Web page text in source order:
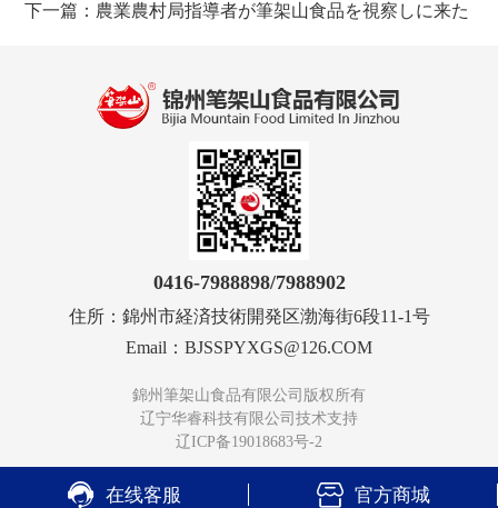
下一篇：農業農村局指導者が筆架山食品を視察しに来た
0416-7988898/7988902
住所： 錦州市経済技術開発区渤海街6段11-1号
Email： BJSSPYXGS@126.COM
錦州筆架山食品有限公司 版权所有
辽宁华睿科技有限公司技术支持
辽ICP备19018683号-2
 在线客服  官方商城